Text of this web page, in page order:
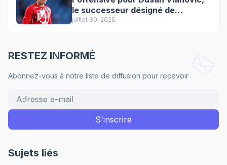
le successeur désigné de
Lewandowski !
juillet 30, 2026
RESTEZ INFORMÉ
Abonnez-vous à notre liste de diffusion pour recevoir
Sujets liés